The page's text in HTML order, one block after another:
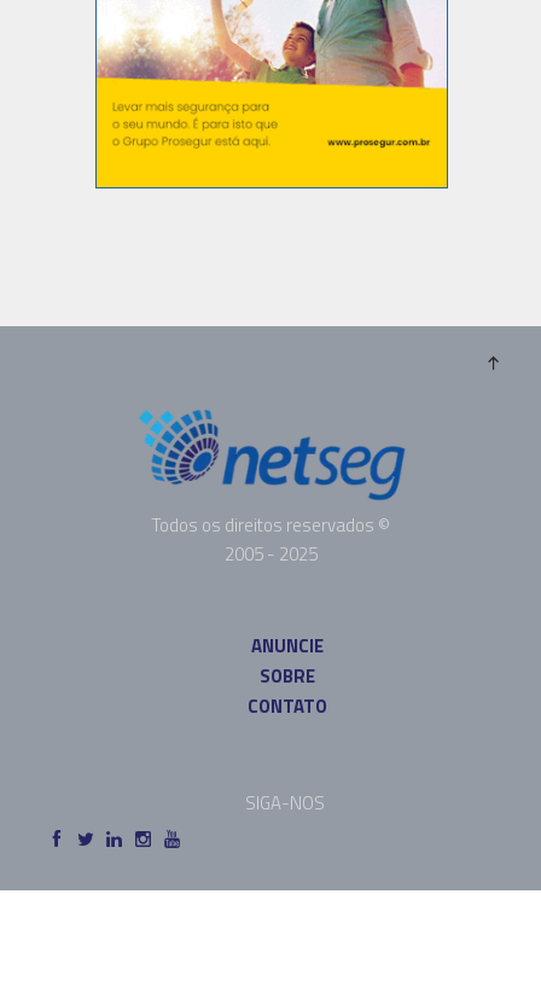
Todos os direitos reservados ©
2005 - 2025
ANUNCIE
SOBRE
CONTATO
SIGA-NOS